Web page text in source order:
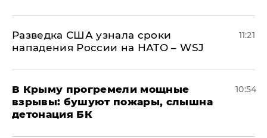
Разведка США узнала сроки
нападения России на НАТО – WSJ
11:21
В Крыму прогремели мощные
взрывы: бушуют пожары, слышна
детонация БК
10:54